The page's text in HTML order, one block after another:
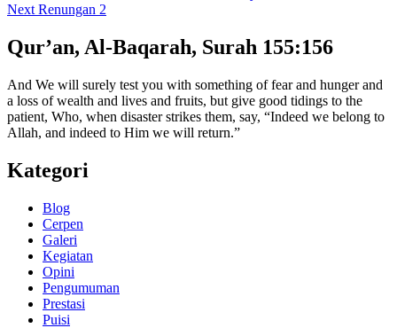
Next Renungan 2
Qur’an, Al-Baqarah, Surah 155:156
And We will surely test you with something of fear and hunger and
a loss of wealth and lives and fruits, but give good tidings to the
patient, Who, when disaster strikes them, say, “Indeed we belong to
Allah, and indeed to Him we will return.”
Kategori
Blog
Cerpen
Galeri
Kegiatan
Opini
Pengumuman
Prestasi
Puisi